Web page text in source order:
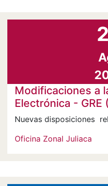
Modificaciones a
Electrónica - GRE
Nuevas disposiciones
Oficina Zonal Juliaca